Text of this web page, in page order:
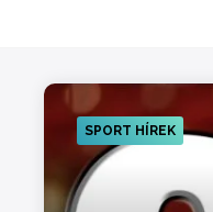
SPORT HÍREK